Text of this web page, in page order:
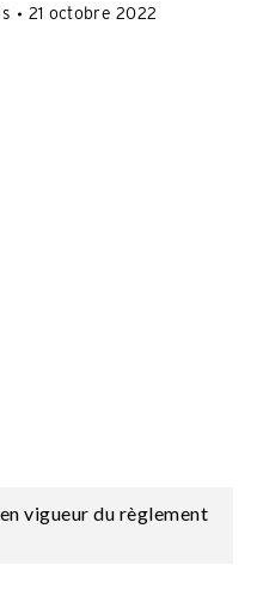
21 octobre 2022
vigueur du règlement